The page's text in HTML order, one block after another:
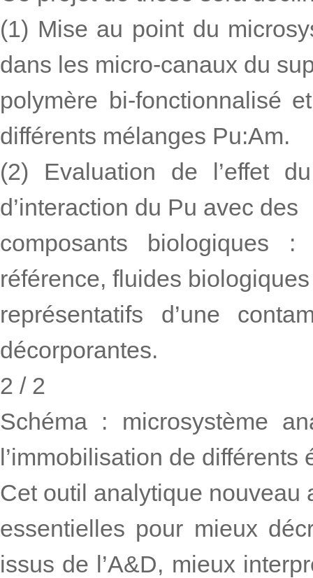
(1) Mise au point du
dans les micro-canaux du
polymère bi-fonctionnalisé
différents mélanges Pu:Am.
(2) Evaluation de l’effet
d’interaction du Pu avec des
composants biologiques
référence, fluides biologiques
représentatifs d’une
décorporantes.
2 / 2
Schéma : microsystème
l’immobilisation de différents
Cet outil analytique nouveau
essentielles pour mieux
issus de l’A&D, mieux